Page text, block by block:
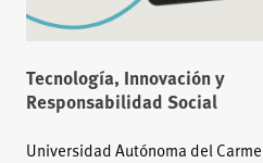
Tecnología, Innovación y
Responsabilidad Social
Universidad Autónoma del